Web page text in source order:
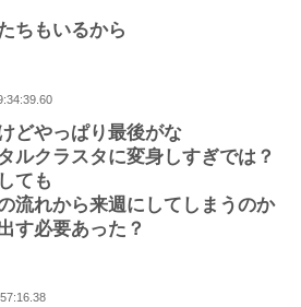
ちもいるから
どやっぱり最後がな
ルクラスタに変身しすぎでは？
ても
流れから来週にしてしまうのか
す必要あった？